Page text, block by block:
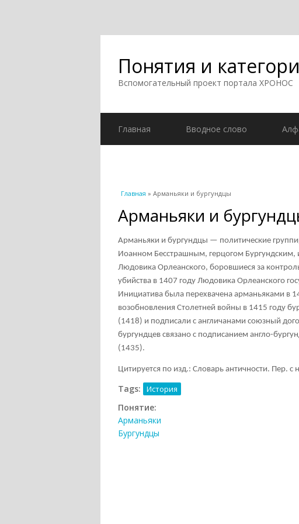
Понятия и
Вспомогательный проект портала ХРОНОС
Главная Вводное слово
Вы здесь
Главная » Арманьяки и бургундцы
Арманьяки и
Арманьяки и бургундцы — политические
Иоанном Бесстрашным, герцогом
Людовика Орлеанского, боровшиеся за
убийства в 1407 году Людовика Орлеанского
Инициатива была перехвачена арманьяками в
возобновления Столетней войны в 1415 году
(1418) и подписали с англичанами союзный
бургундцев связано с подписанием англо-
(1435).
Цитируется по изд.: Словарь античности. Пер.
Tags: История
Понятие:
Арманьяки
Бургундцы